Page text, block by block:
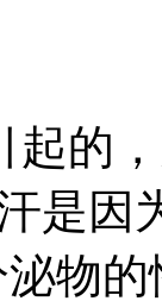
起的
是因
物